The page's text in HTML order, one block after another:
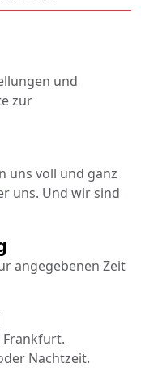
angegebenen Zeit
Frankfurt.
Nachtzeit.
und
zur
uns voll und ganz
uns. Und wir sind